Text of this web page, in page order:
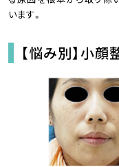
います。
【悩み別】小